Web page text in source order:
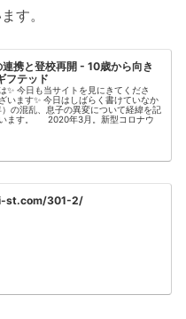
す。
携と登校再開 - 10歳から向き
フテッド
✨ 今日も当サイトを見にきてくださ
います✨ 今日はしばらく書けていなか
の混乱、息子の異変について経緯を記
ます。 2020年3月。新型コロナウ
st.com/301-2/